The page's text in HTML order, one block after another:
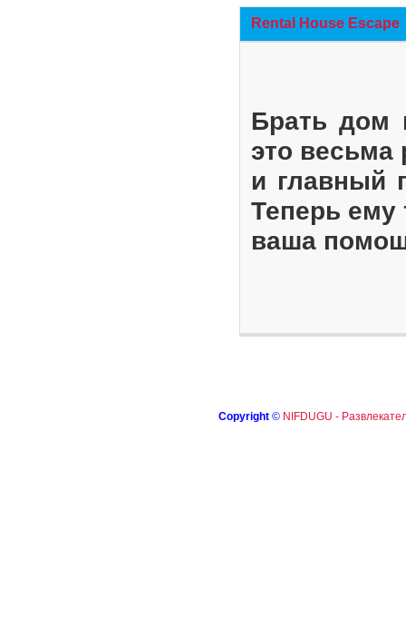
Rental House Escape
Брать дом
это весьма
и главный
Теперь ему
ваша
Copyright © NIFDUGU -